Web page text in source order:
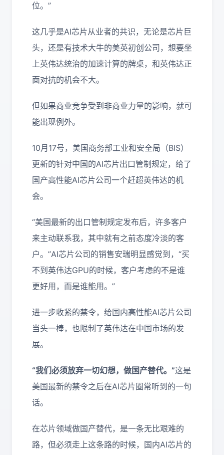
位。”
这几乎是AI芯片从业者的共识，无论是芯片巨
头，还是有技术大牛的美英初创公司，想要坐
上英伟达统治的加速计算的牌桌，和英伟达正
面对抗的机会不大。
但如果商业竞争受到非商业力量的影响，就可
能出现例外。
10月17号，美国商务部工业和安全局（BIS）
更新的针对中国的AI芯片出口管制规定，给了
国产高性能AI芯片公司一个赶超英伟达的机
会。
“美国最新的出口管制规定发布后，许多客户
来主动联系我，其中就有之前态度冷淡的客
户。”AI芯片公司的销售安瑞明显感觉到，“买
不到英伟达GPU的时候，客户考虑的不是谁
更好用，而是谁能用。”
进一步收紧的禁令，给国内高性能AI芯片公司
当头一棒，也限制了英伟达在中国市场的发
展。
“我们必须放弃一切幻想，做国产替代。”这是
美国最新的禁令之后在AI芯片圈常听到的一句
话。
在芯片领域做国产替代，是一条无比艰难的
路，但必须走上这条路的时候，国内AI芯片的